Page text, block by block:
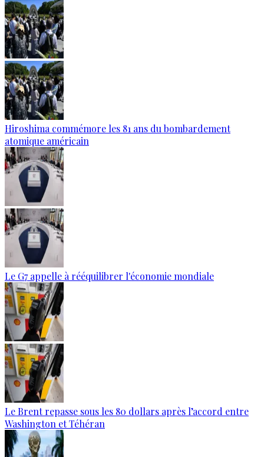
Hiroshima commémore les 81 ans du bombardement
atomique américain
Le G7 appelle à rééquilibrer l'économie mondiale
Le Brent repasse sous les 80 dollars après l’accord entre
Washington et Téhéran